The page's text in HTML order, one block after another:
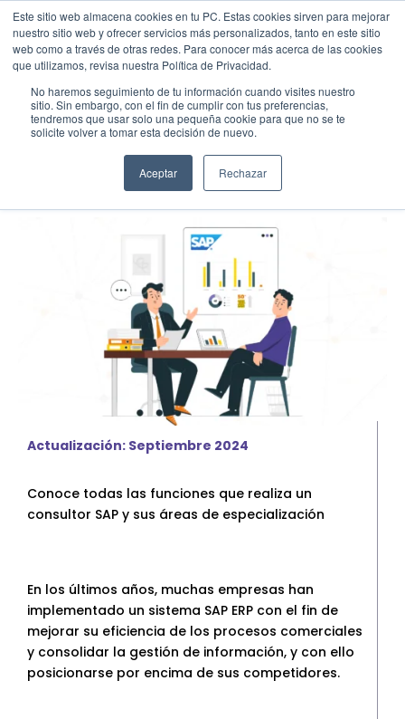
Este sitio web almacena cookies en tu PC. Estas cookies sirven para mejorar
nuestro sitio web y ofrecer servicios más personalizados, tanto en este sitio
web como a través de otras redes. Para conocer más acerca de las cookies
que utilizamos, revisa nuestra Política de Privacidad.
No haremos seguimiento de tu información cuando visites nuestro
sitio. Sin embargo, con el fin de cumplir con tus preferencias,
tendremos que usar solo una pequeña cookie para que no se te
solicite volver a tomar esta decisión de nuevo.
Aceptar Rechazar
Menu Llamar
EMPIEZA AQUÍ
Inicio
Cotiza SAP
Contacto
Partner SAP en tu Ciudad
Partners Estratégicos
EXPLORAR SOLUIONES
SOLUCIONES CLOUD
SAP Business One Cloud
SAP Cloud ERP
SAP BTP
SOLUCIONES ONPREMISE
SAP Business One
Addons para SAP Business One
SAP S4HANA
Migración a S4HANA
Transformación Digital
¿Qué es un consultor SAP y qué hace?
Actualización: Septiembre 2024
Conoce todas las funciones que realiza un
consultor SAP y sus áreas de especialización
En los últimos años, muchas empresas han
implementado un sistema SAP ERP con el fin de
mejorar su eficiencia de los procesos comerciales
y consolidar la gestión de información, y con ello
posicionarse por encima de sus competidores.